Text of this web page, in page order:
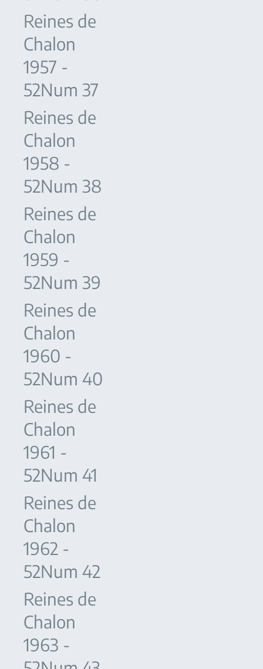
Reines de
Chalon
1957 -
52Num 37
Reines de
Chalon
1958 -
52Num 38
Reines de
Chalon
1959 -
52Num 39
Reines de
Chalon
1960 -
52Num 40
Reines de
Chalon
1961 -
52Num 41
Reines de
Chalon
1962 -
52Num 42
Reines de
Chalon
1963 -